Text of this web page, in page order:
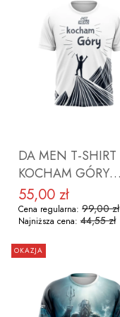
DO KOSZYKA
DA MEN T-SHIRT
KOCHAM GÓRY
(BIAŁA) ROZMIAR L
Cena promocyjna
55,00 zł
Cena regularna: 99,00 zł
Najniższa cena: 44,55 zł
OKAZJA